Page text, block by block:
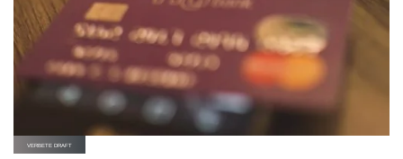
VERBETE DRAFT